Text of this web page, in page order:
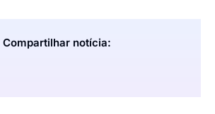
Compartilhar notícia: